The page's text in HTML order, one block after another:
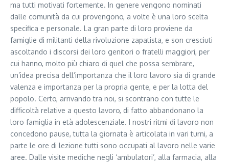
ma tutti motivati fortemente. In genere vengono nominati
dalle comunità da cui provengono, a volte è una loro scelta
specifica e personale. La gran parte di loro proviene da
famiglie di militanti della rivoluzione zapatista, e son cresciuti
ascoltando i discorsi dei loro genitori o fratelli maggiori, per
cui hanno, molto più chiaro di quel che possa sembrare,
un’idea precisa dell’importanza che il loro lavoro sia di grande
valenza e importanza per la propria gente, e per la lotta del
popolo. Certo, arrivando tra noi, si scontrano con tutte le
difficoltà relative a questo lavoro, di fatto abbandonano la
loro famiglia in età adolescenziale. I nostri ritmi di lavoro non
concedono pause, tutta la giornata è articolata in vari turni, a
parte le ore di lezione tutti sono occupati al lavoro nelle varie
aree. Dalle visite mediche negli ‘ambulatori’, alla farmacia, alla